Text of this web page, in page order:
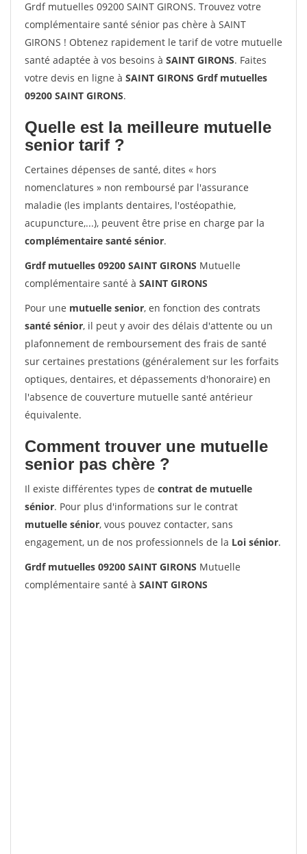
Grdf mutuelles 09200 SAINT GIRONS. Trouvez votre
complémentaire santé sénior pas chère à SAINT
GIRONS ! Obtenez rapidement le tarif de votre mutuelle
santé adaptée à vos besoins à SAINT GIRONS. Faites
votre devis en ligne à SAINT GIRONS Grdf mutuelles
09200 SAINT GIRONS.
Quelle est la meilleure mutuelle
senior tarif ?
Certaines dépenses de santé, dites « hors
nomenclatures » non remboursé par l'assurance
maladie (les implants dentaires, l'ostéopathie,
acupuncture,...), peuvent être prise en charge par la
complémentaire santé sénior.
Grdf mutuelles 09200 SAINT GIRONS Mutuelle
complémentaire santé à SAINT GIRONS
Pour une mutuelle senior, en fonction des contrats
santé sénior, il peut y avoir des délais d'attente ou un
plafonnement de remboursement des frais de santé
sur certaines prestations (généralement sur les forfaits
optiques, dentaires, et dépassements d'honoraire) en
l'absence de couverture mutuelle santé antérieur
équivalente.
Comment trouver une mutuelle
senior pas chère ?
Il existe différentes types de contrat de mutuelle
sénior. Pour plus d'informations sur le contrat
mutuelle sénior, vous pouvez contacter, sans
engagement, un de nos professionnels de la Loi sénior.
Grdf mutuelles 09200 SAINT GIRONS Mutuelle
complémentaire santé à SAINT GIRONS